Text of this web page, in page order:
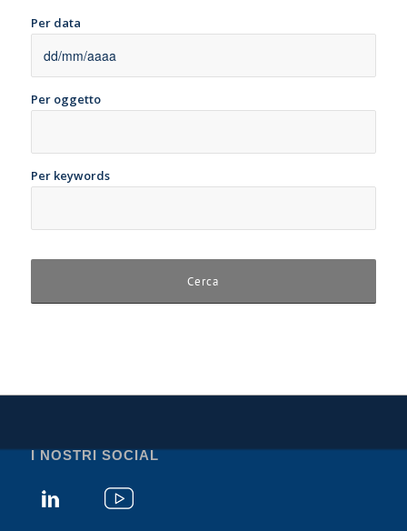
Per data
Per oggetto
Per keywords
I NOSTRI SOCIAL